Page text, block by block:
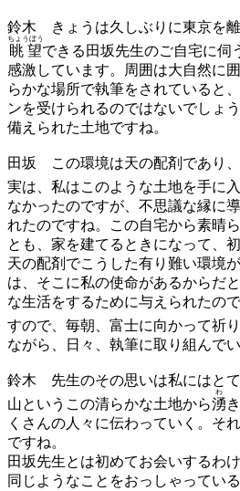
鈴木 きょうは久しぶりに東京を
眺望
ちょうぼう
できる田坂先生のご自宅に伺
感激しています。周囲は大自然に
らかな場所で執筆をされていると
ンを受けられるのではないでしょ
備えられた土地ですね。
田坂
この環境は天の配剤であり、
実は、私はこのような土地を手に
なかったのですが、不思議な縁に
れたのですね。この自宅から素晴
とも、家を建てるときになって、
天の配剤でこうした有り難い環境
は、そこに私の使命があるからだ
な生活をするために与えられたの
すので、毎朝、富士に向かって祈
ながら、日々、執筆に取り組んでい
鈴木 先生のその思いは私にはと
山というこの清らかな土地から湧
わ
くさんの人々に伝わっていく。そ
ですね。
田坂先生とは初めてお会いするわ
同じようなことをおっしゃってい